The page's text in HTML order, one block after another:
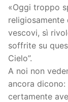
«Oggi troppo
vescovi, sì
soffrite su
Cielo”.
A noi non
ancora dicono:
certamente